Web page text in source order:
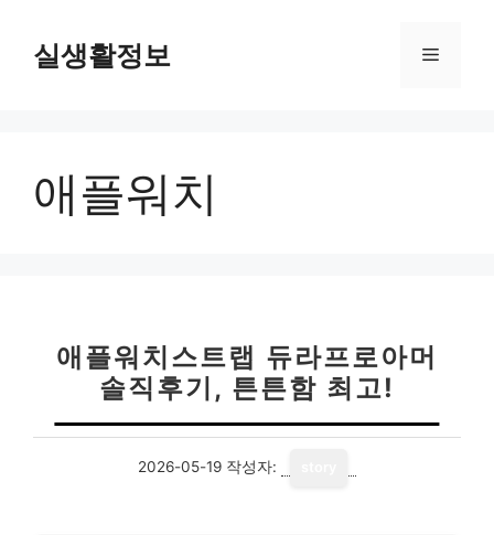
실생활정보 메
애플워치
애플워치스트랩 듀라프로아머
솔직후기, 튼튼함 최고!
2026-05-19 작성자: